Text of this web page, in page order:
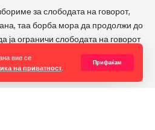
вие се
на приватност
Прифаќам
за слободата на говорот,
таа борба мора да продолжи до
ја ограничи слободата на говорот
но ние како медиуми мораме да го